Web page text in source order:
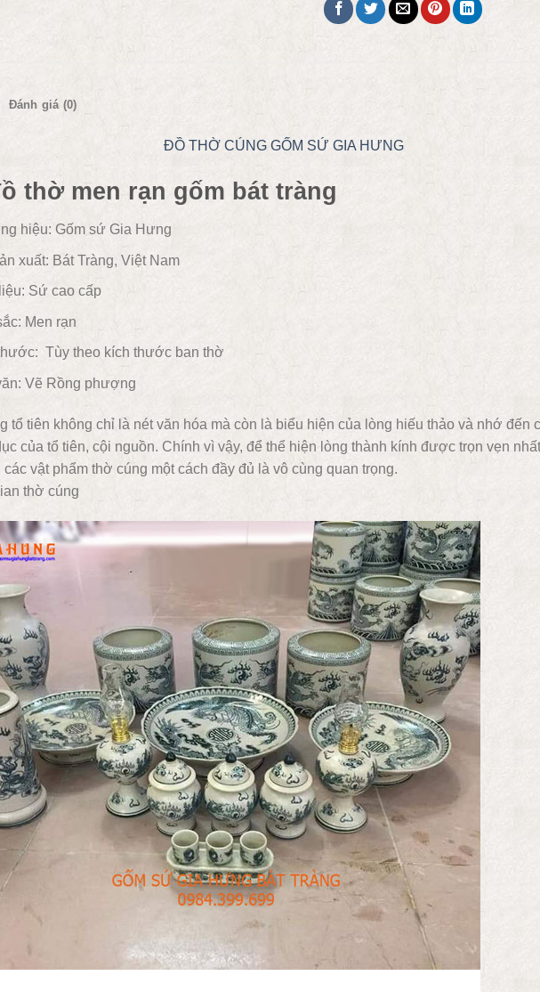
Đánh giá (0)
ĐỒ THỜ CÚNG GỐM SỨ GIA HƯNG
thờ men rạn gốm bát tràng
hiệu: Gốm sứ Gia Hưng
xuất: Bát Tràng, Việt Nam
Sứ cao cấp
Men rạn
Tùy theo kích thước ban thờ
Vẽ Rồng phượng
tổ tiên không chỉ là nét văn hóa mà còn là biểu hiện của lòng hiếu thảo và nhớ đến
của tổ tiên, cội nguồn. Chính vì vậy, để thể hiện lòng thành kính được trọn vẹn
các vật phẩm thờ cúng một cách đầy đủ là vô cùng quan trọng.
thờ cúng